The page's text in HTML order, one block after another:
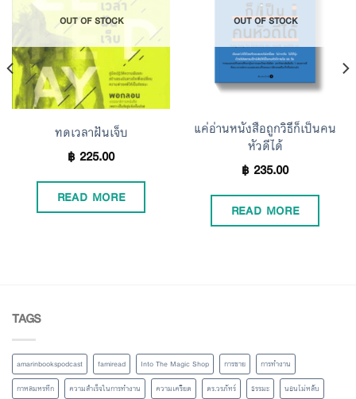
Add to
Wishlist
OUT OF STOCK
ทดเวลาฝันเจ็บ
฿225.00
READ MORE
OUT OF STOCK
แค่อ่านหนังสือถูกวิธีก็เป็นคน
หัวดีได้
฿235.00
READ MORE
TAGS
amarinbookspodcast famiread Into The Magic Shop การขาย
การทำงาน
กาหลมหรทึก
ความสำเร็จในการทำงาน ความเครียด ดร.วรภัทร์ ธรรมะ
นอนไม่หลับ